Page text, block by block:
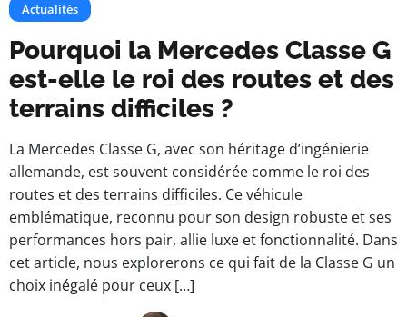
Actualités
Pourquoi la Mercedes Classe G
est-elle le roi des routes et des
terrains difficiles ?
La Mercedes Classe G, avec son héritage d’ingénierie
allemande, est souvent considérée comme le roi des
routes et des terrains difficiles. Ce véhicule
emblématique, reconnu pour son design robuste et ses
performances hors pair, allie luxe et fonctionnalité. Dans
cet article, nous explorerons ce qui fait de la Classe G un
choix inégalé pour ceux […]